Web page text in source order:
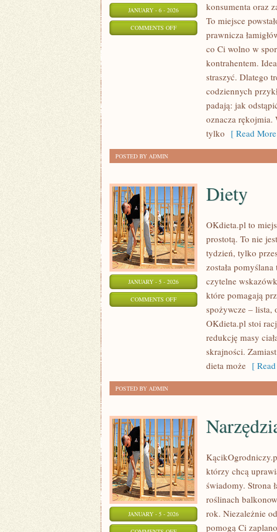
JANUARY - 6 - 2026
COMMENTS OFFON
konsumenta oraz
To miejsce
prawnicza
co Ci wolno w
kontrahentem.
straszyć. Dlatego
codziennych
padają: jak
oznacza rękojmia.
tylko [ Read
POSTED BY ADMIN
JANUARY - 5 - 2026
COMMENTS OFFON
Diety
OKdieta.pl to
prostotą. To nie
tydzień, tylko
została
czytelne
które pomagają
spożywcze – lista,
OKdieta.pl stoi
redukcję masy
skrajności.
dieta może [
POSTED BY ADMIN
JANUARY - 5 - 2026
którzy chcą
świadomy. Strona
roślinach
rok. Niezależnie
pomogą Ci